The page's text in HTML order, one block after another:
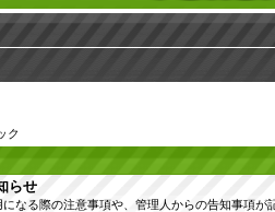
ク
らせ
なる際の注意事項や、管理人からの告知事項が